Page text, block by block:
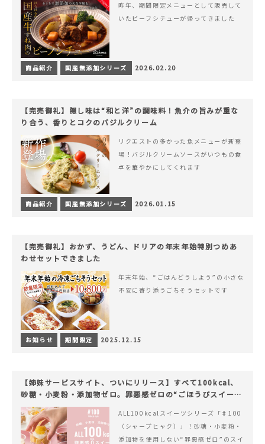
昨年、期間限定メニューとして販売して
いたビーフシチューが帰ってきました
商品紹介 国産無添加シリーズ 2026.02.20
【完売御礼】隠し味は“和と洋”の調味料！魚介の旨みが重な
り合う、香りとコクのバジルクリーム
リクエストの多かった魚メニューが新登
場！バジルクリームソースがいつもの食
卓を華やかにしてくれます
商品紹介 国産無添加シリーズ 2026.01.15
【完売御礼】おかず、うどん、ドリアの年末年始特別つめあ
わせセットできました
年末年始、“ごはんどうしよう”の小さな
不安に寄り添うごちそうセットです
お知らせ 期間限定 2025.12.15
【姉妹サービスサイト、ついにリリース】すべて100kcal、
砂糖・小麦粉・添加物ゼロ。罪悪感ゼロの“ごほうびスイー
ツ”『#100（シャープ100）』
ALL100kcalスイーツシリーズ「♯100
（シャープヒャク）」！砂糖・小麦粉・
添加物を使用しない“罪悪感ゼロ”のスイ